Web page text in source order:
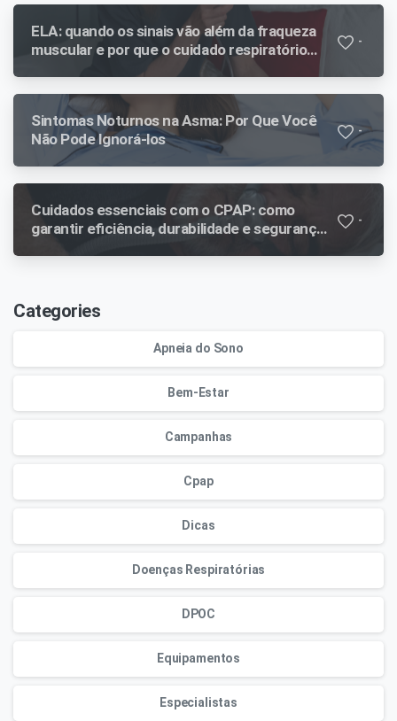
ELA: quando os sinais vão além da fraqueza
muscular e por que o cuidado respiratório
faz diferença ao longo da evolução
-
Sintomas Noturnos na Asma: Por Que Você
Não Pode Ignorá-los
-
Cuidados essenciais com o CPAP: como
garantir eficiência, durabilidade e segurança
-
Categories
Apneia do Sono
Bem-Estar
Campanhas
Cpap
Dicas
Doenças Respiratórias
DPOC
Equipamentos
Especialistas